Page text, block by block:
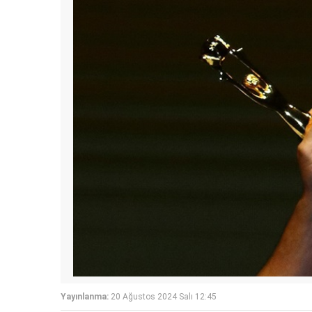
Yayınlanma: 20 Ağustos 2024 Salı 12:45